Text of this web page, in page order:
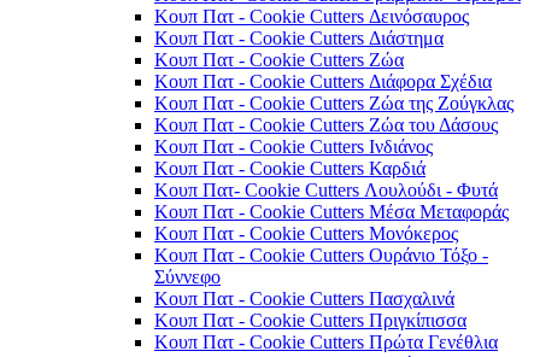
Κουπ Πατ - Cookie Cutters Δεινόσαυρος
Κουπ Πατ - Cookie Cutters Διάστημα
Κουπ Πατ - Cookie Cutters Ζώα
Κουπ Πατ - Cookie Cutters Διάφορα Σχέδια
Κουπ Πατ - Cookie Cutters Ζώα της Ζούγκλας
Κουπ Πατ - Cookie Cutters Ζώα του Δάσους
Κουπ Πατ - Cookie Cutters Ινδιάνος
Κουπ Πατ - Cookie Cutters Καρδιά
Κουπ Πατ- Cookie Cutters Λουλούδι - Φυτά
Κουπ Πατ - Cookie Cutters Μέσα Μεταφοράς
Κουπ Πατ - Cookie Cutters Μονόκερος
Κουπ Πατ - Cookie Cutters Ουράνιο Τόξο -
Σύννεφο
Κουπ Πατ - Cookie Cutters Πασχαλινά
Κουπ Πατ - Cookie Cutters Πριγκίπισσα
Κουπ Πατ - Cookie Cutters Πρώτα Γενέθλια